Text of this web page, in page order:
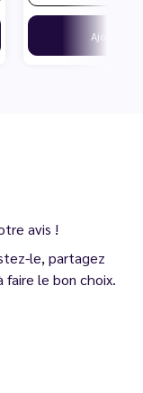
Ajouter
avis !
le, partagez
le bon choix.